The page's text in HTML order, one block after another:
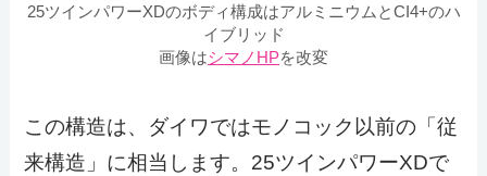
25ツインパワーXDのボディ構成はアルミニウムとCI4+のハ
イブリッド
画像はシマノHPを改変
この構造は、ダイワではモノコック以前の「従
来構造」に相当します。25ツインパワーXDで